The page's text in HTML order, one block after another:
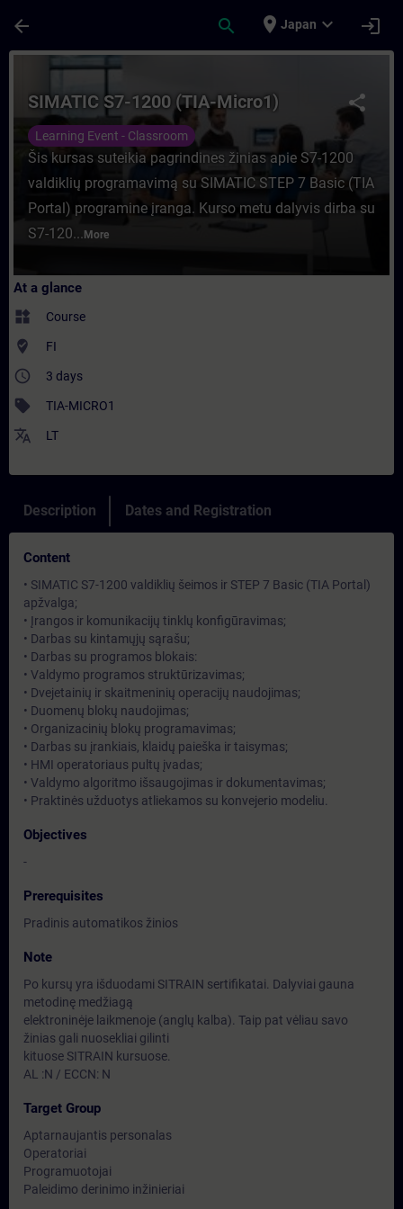
arrow_back search place Japan expand_more login
Course - SIMATIC S7-1200 (TIA-Micro1)
share
SIMATIC S7-1200 (TIA-Micro1)
Learning Event - Classroom
Šis kursas suteikia pagrindines žinias apie S7-1200
valdiklių programavimą su SIMATIC STEP 7 Basic (TIA
Portal) programine įranga. Kurso metu dalyvis dirba su
S7-120... More
At a glance
widgets Course
where_to_vote FI
access_time 3 days
sell TIA-MICRO1
translate LT
Description Dates and Registration
Content
• SIMATIC S7-1200 valdiklių šeimos ir STEP 7 Basic (TIA Portal)
apžvalga;
• Įrangos ir komunikacijų tinklų konfigūravimas;
• Darbas su kintamųjų sąrašu;
• Darbas su programos blokais:
• Valdymo programos struktūrizavimas;
• Dvejetainių ir skaitmeninių operacijų naudojimas;
• Duomenų blokų naudojimas;
• Organizacinių blokų programavimas;
• Darbas su įrankiais, klaidų paieška ir taisymas;
• HMI operatoriaus pultų įvadas;
• Valdymo algoritmo išsaugojimas ir dokumentavimas;
• Praktinės užduotys atliekamos su konvejerio modeliu.
Objectives
-
Prerequisites
Pradinis automatikos žinios
Note
Po kursų yra išduodami SITRAIN sertifikatai. Dalyviai gauna
metodinę medžiagą
elektroninėje laikmenoje (anglų kalba). Taip pat vėliau savo
žinias gali nuosekliai gilinti
kituose SITRAIN kursuose.
AL :N / ECCN: N
Target Group
Aptarnaujantis personalas
Operatoriai
Programuotojai
Paleidimo derinimo inžinieriai